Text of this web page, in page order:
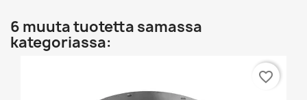
6 muuta tuotetta samassa
kategoriassa:
favorite_border